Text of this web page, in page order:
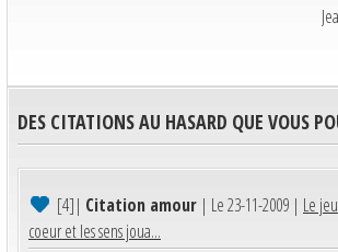
DES CITATIONS AU HASARD QUE VOUS
[4]| Citation amour | Le 23-11-2009 | Le
coeur et les sens joua...